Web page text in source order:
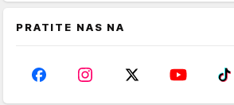
PRATITE NAS NA